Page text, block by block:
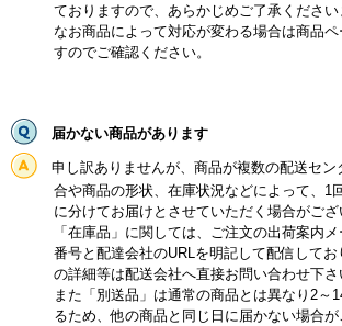
ておりますので、あらかじめご了承ください
なお商品によって対応が変わる場合は商品
すのでご確認ください。
届かない商品があります
申し訳ありませんが、商品が複数の配送セ
合や商品の形状、在庫状況などによって、1
に分けてお届けとさせていただく場合がござ
「在庫品」に関しては、ご注文の出荷案内
番号と配達会社のURLを明記して配信して
の詳細等は配送会社へ直接お問い合わせ下さ
また「別送品」は通常の商品とは異なり2～
るため、他の商品と同じ日に届かない場合が